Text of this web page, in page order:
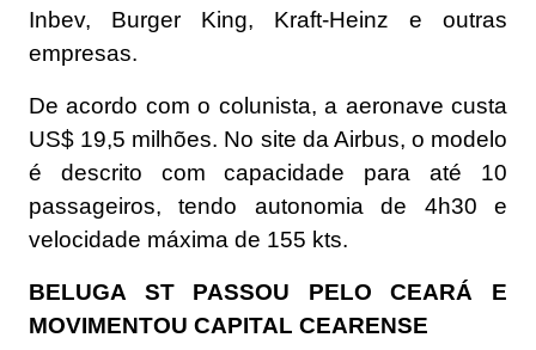
Inbev, Burger King, Kraft-Heinz e outras
empresas.
De acordo com o colunista, a aeronave custa
US$ 19,5 milhões. No site da Airbus, o modelo
é descrito com capacidade para até 10
passageiros, tendo autonomia de 4h30 e
velocidade máxima de 155 kts.
BELUGA ST PASSOU PELO CEARÁ E
MOVIMENTOU CAPITAL CEARENSE